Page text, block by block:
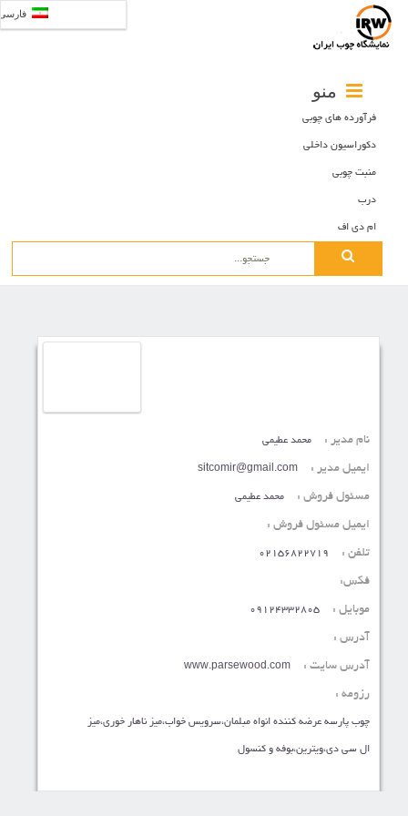
منو
فرآورده های چوبی
دکوراسیون داخلی
منبت چوبی
درب
ام دی اف
Search
نام مدیر : محمد عطیمی
ایمیل مدیر : sitcomir@gmail.com
مسئول فروش : محمد عطیمی
ایمیل مسئول فروش :
تلفن : 02156822719
فکس:
موبایل : 09124332805
آدرس :
آدرس سایت : www.parsewood.com
رزومه :
چوب پارسه عرضه کننده انواه مبلمان،سرویس خواب،میز ناهار خوری،میز
ال سی دی،ویترین،بوفه و کنسول